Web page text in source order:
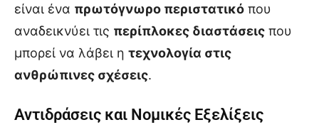
είναι ένα πρωτόγνωρο περιστατικό που
αναδεικνύει τις περίπλοκες διαστάσεις που
μπορεί να λάβει η τεχνολογία στις
ανθρώπινες σχέσεις.
Αντιδράσεις και Νομικές Εξελίξεις